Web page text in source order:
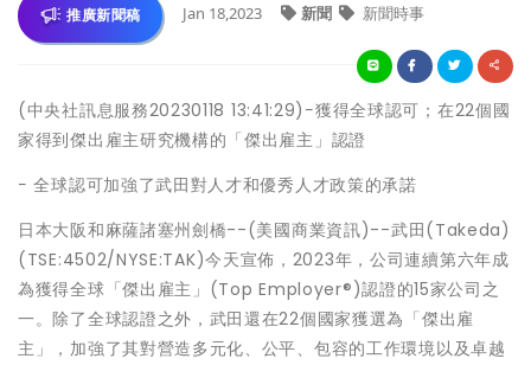
推廣新聞稿 Jan 18,2023 新聞 新聞時事
(中央社訊息服務20230118 13:41:29)−獲得全球認可；在22個國
家得到傑出雇主研究機構的「傑出雇主」認證
− 全球認可加強了武田對人才和優秀人才政策的承諾
日本大阪和麻薩諸塞州劍橋--(美國商業資訊)--武田(Takeda)
(TSE:4502/NYSE:TAK)今天宣佈，2023年，公司連續第六年成
為獲得全球「傑出雇主」(Top Employer®)認證的15家公司之
一。除了全球認證之外，武田還在22個國家獲選為「傑出雇
主」，加強了其對營造多元化、公平、包容的工作環境以及卓越